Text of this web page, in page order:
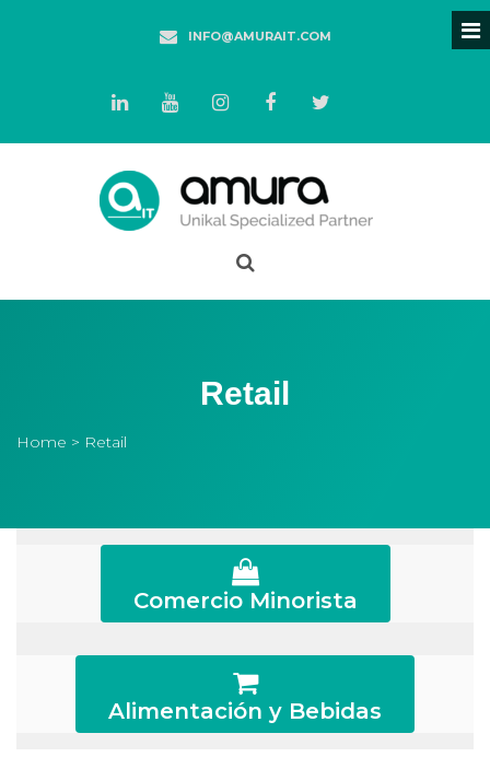
INFO@AMURAIT.COM
Retail
Home > Retail
Comercio Minorista
Alimentación y Bebidas